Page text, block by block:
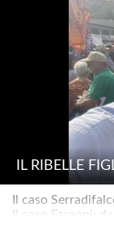
IL RIBELLE
Il caso
Il caso Faraoni: